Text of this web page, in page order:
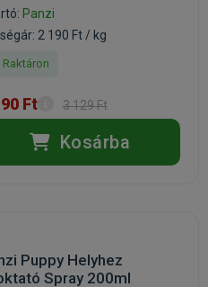
Panzi
2 190 Ft / kg
Raktáron
Ft 3 129 Ft
Kosárba
Puppy Helyhez
Spray 200ml